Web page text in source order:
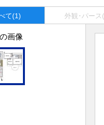
て(1) 外観･パース
画像